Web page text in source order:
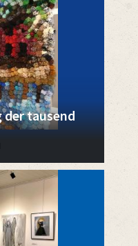
der tausend